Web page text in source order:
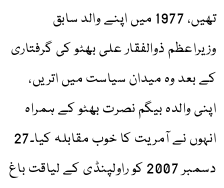
تھیں، 1977 میں اپنے والد سابق
وزیراعظم ذوالفقار علی بھٹو کی گرفتاری
کے بعد وہ میدان سیاست میں اتریں،
اپنی والدہ بیگم نصرت بھٹو کے ہمراہ
انہوں نے آمریت کا خوب مقابلہ کیا۔27
دسمبر 2007 کو راولپنڈی کے لياقت باغ